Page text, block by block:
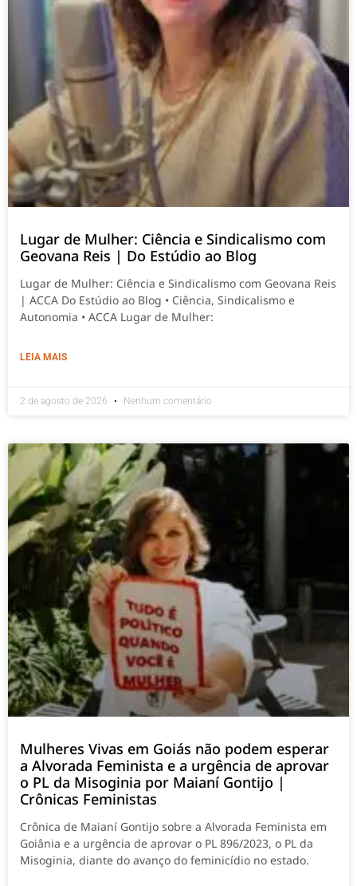
Lugar de Mulher: Ciência e Sindicalismo com
Geovana Reis | Do Estúdio ao Blog
Lugar de Mulher: Ciência e Sindicalismo com Geovana Reis
| ACCA Do Estúdio ao Blog • Ciência, Sindicalismo e
Autonomia • ACCA Lugar de Mulher:
LEIA MAIS
2 de agosto de 2026 Nenhum comentário
Mulheres Vivas em Goiás não podem esperar
a Alvorada Feminista e a urgência de aprovar
o PL da Misoginia por Maianí Gontijo |
Crônicas Feministas
Crônica de Maianí Gontijo sobre a Alvorada Feminista em
Goiânia e a urgência de aprovar o PL 896/2023, o PL da
Misoginia, diante do avanço do feminicídio no estado.